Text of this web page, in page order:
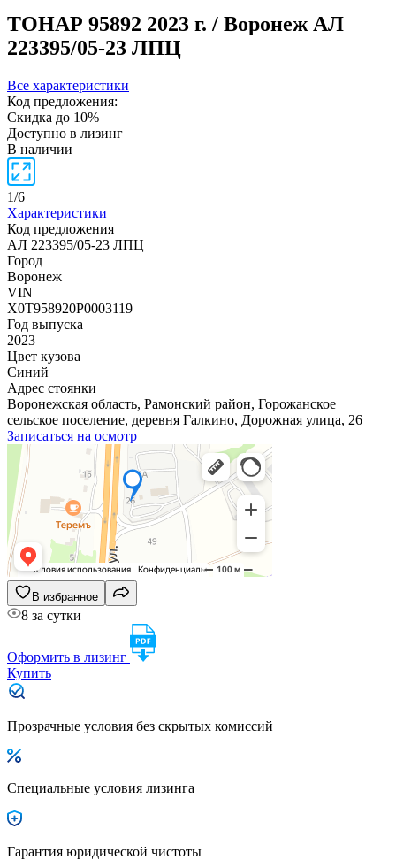
ТОНАР 95892 2023 г. / Воронеж АЛ
223395/05-23 ЛПЦ
Все характеристики
Код предложения:
Скидка до 10%
Доступно в лизинг
В наличии
1/6
Характеристики
Код предложения
АЛ 223395/05-23 ЛПЦ
Город
Воронеж
VIN
X0T958920P0003119
Год выпуска
2023
Цвет кузова
Синий
Адрес стоянки
Воронежская область, Рамонский район, Горожанское
сельское поселение, деревня Галкино, Дорожная улица, 26
Записаться на осмотр
В избранное
8 за сутки
Оформить в лизинг
Купить
Прозрачные условия без скрытых комиссий
Специальные условия лизинга
Гарантия юридической чистоты